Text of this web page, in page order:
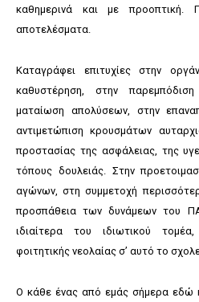
καθημερινά και με προοπτική.
αποτελέσματα.
Καταγράφει επιτυχίες στην
καθυστέρηση, στην
ματαίωση απολύσεων, στην
αντιμετώπιση κρουσμάτων
προστασίας της ασφάλειας, της
τόπους δουλειάς. Στην
αγώνων, στη συμμετοχή
προσπάθεια των δυνάμεων του
ιδιαίτερα του ιδιωτικού
φοιτητικής νεολαίας σ’ αυτό το
Ο κάθε ένας από εμάς σήμερα εδώ